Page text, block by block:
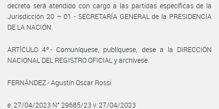
decreto será atendido con cargo a las partidas específicas de la
Jurisdicción 20 – 01 - SECRETARÍA GENERAL de la PRESIDENCIA
DE LA NACIÓN.
ARTÍCULO 4º.- Comuníquese, publíquese, dese a la DIRECCIÓN
NACIONAL DEL REGISTRO OFICIAL y archívese.
FERNÁNDEZ - Agustín Oscar Rossi
e. 27/04/2023 N° 29685/23 v. 27/04/2023